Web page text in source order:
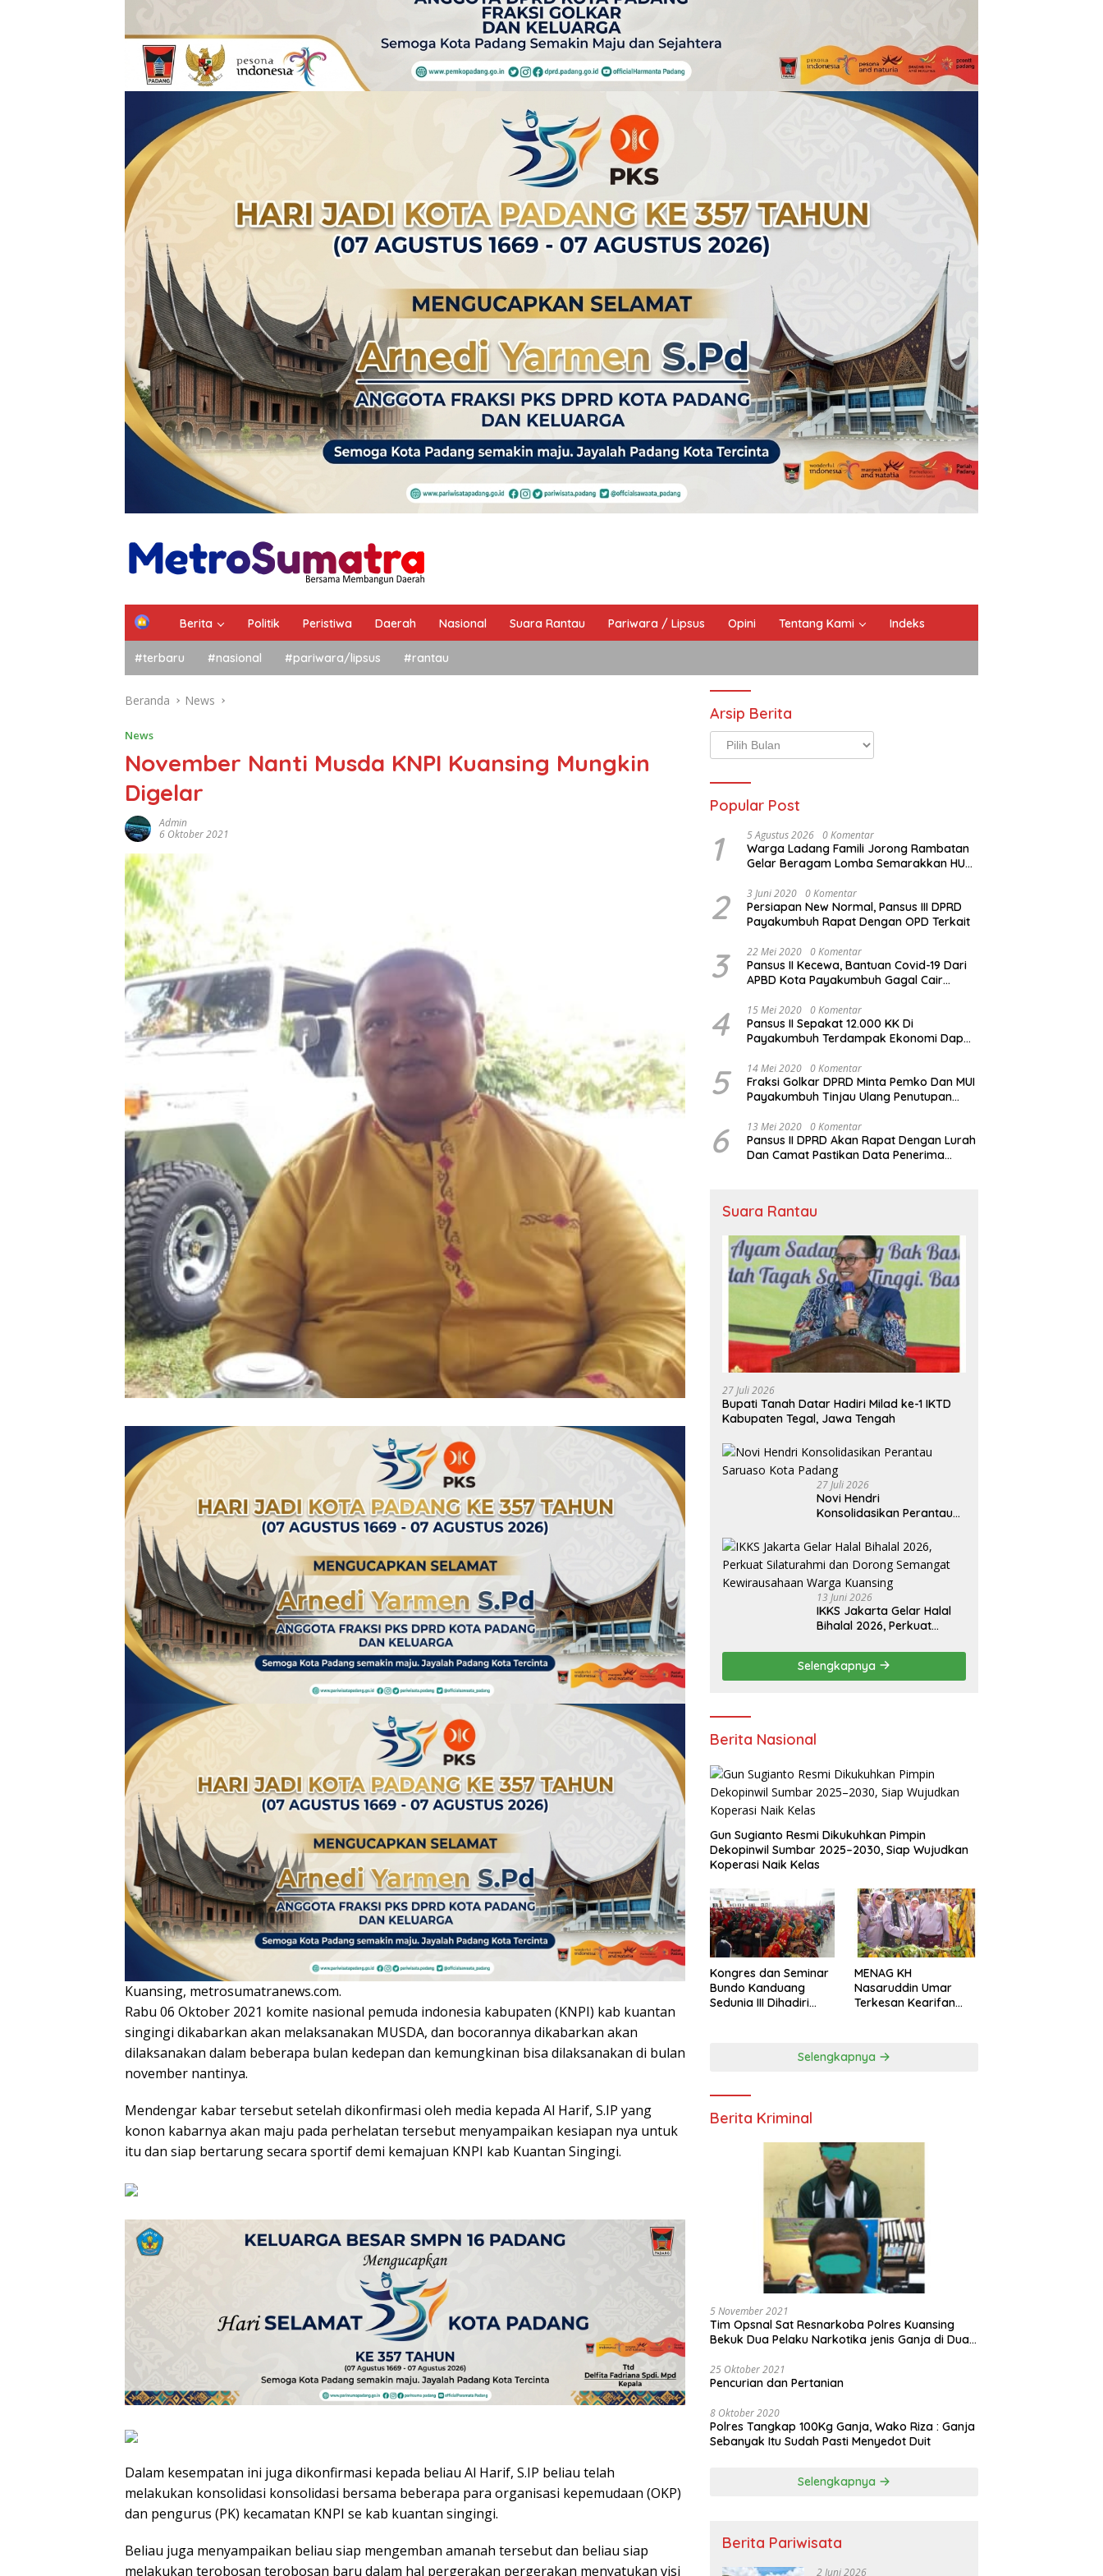
Berita Politik Peristiwa Daerah Nasional Suara Rantau Pariwara / Lipsus Opini Tentang Kami Indeks
#terbaru #nasional #pariwara/lipsus #rantau
Beranda News
News
November Nanti Musda KNPI Kuansing Mungkin
Digelar
Admin
6 Oktober 2021
Kuansing, metrosumatranews.com.
Rabu 06 Oktober 2021 komite nasional pemuda indonesia kabupaten (KNPI) kab kuantan
singingi dikabarkan akan melaksanakan MUSDA, dan bocorannya dikabarkan akan
dilaksanakan dalam beberapa bulan kedepan dan kemungkinan bisa dilaksanakan di bulan
november nantinya.
Mendengar kabar tersebut setelah dikonfirmasi oleh media kepada Al Harif, S.IP yang
konon kabarnya akan maju pada perhelatan tersebut menyampaikan kesiapan nya untuk
itu dan siap bertarung secara sportif demi kemajuan KNPI kab Kuantan Singingi.
Dalam kesempatan ini juga dikonfirmasi kepada beliau Al Harif, S.IP beliau telah
melakukan konsolidasi konsolidasi bersama beberapa para organisasi kepemudaan (OKP)
dan pengurus (PK) kecamatan KNPI se kab kuantan singingi.
Beliau juga menyampaikan beliau siap mengemban amanah tersebut dan beliau siap
melakukan terobosan terobosan baru dalam hal pergerakan pergerakan menyatukan visi
Arsip Berita
Arsip
Berita
Popular Post
1 5 Agustus 2026 0 Komentar
Warga Ladang Famili Jorong Rambatan
Gelar Beragam Lomba Semarakkan HUT
2 3 Juni 2020 0 Komentar
Persiapan New Normal, Pansus III DPRD
Payakumbuh Rapat Dengan OPD Terkait
3 22 Mei 2020 0 Komentar
Pansus II Kecewa, Bantuan Covid-19 Dari
APBD Kota Payakumbuh Gagal Cair
4 15 Mei 2020 0 Komentar
Pansus II Sepakat 12.000 KK Di
Payakumbuh Terdampak Ekonomi Dapat
5 14 Mei 2020 0 Komentar
Fraksi Golkar DPRD Minta Pemko Dan MUI
Payakumbuh Tinjau Ulang Penutupan
6 13 Mei 2020 0 Komentar
Pansus II DPRD Akan Rapat Dengan Lurah
Dan Camat Pastikan Data Penerima
Suara Rantau
27 Juli 2026
Bupati Tanah Datar Hadiri Milad ke-1 IKTD
Kabupaten Tegal, Jawa Tengah
27 Juli 2026
Novi Hendri
Konsolidasikan Perantau
13 Juni 2026
IKKS Jakarta Gelar Halal
Bihalal 2026, Perkuat
Semangat Kewirausahaan
Warga Kuansing
Selengkapnya
Berita Nasional
Gun Sugianto Resmi Dikukuhkan Pimpin
Dekopinwil Sumbar 2025–2030, Siap Wujudkan
Koperasi Naik Kelas
Kongres dan Seminar
Bundo Kanduang
Sedunia III Dihadiri
MENAG KH
Nasaruddin Umar
Terkesan Kearifan
Selengkapnya
Berita Kriminal
5 November 2021
Tim Opsnal Sat Resnarkoba Polres Kuansing
Bekuk Dua Pelaku Narkotika jenis Ganja di Dua
25 Oktober 2021
Pencurian dan Pertanian
8 Oktober 2020
Polres Tangkap 100Kg Ganja, Wako Riza : Ganja
Sebanyak Itu Sudah Pasti Menyedot Duit
Selengkapnya
Berita Pariwisata
2 Juni 2026